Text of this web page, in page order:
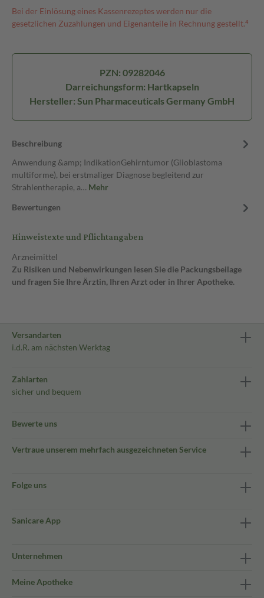
Bei der Einlösung eines Kassenrezeptes werden nur die
gesetzlichen Zuzahlungen und Eigenanteile in Rechnung gestellt.⁴
PZN: 09282046
Darreichungsform: Hartkapseln
Hersteller: Sun Pharmaceuticals Germany GmbH
Beschreibung
Anwendung &amp; IndikationGehirntumor (Glioblastoma
multiforme), bei erstmaliger Diagnose begleitend zur
Strahlentherapie, a… Mehr
Bewertungen
Hinweistexte und Pflichtangaben
Arzneimittel
Zu Risiken und Nebenwirkungen lesen Sie die Packungsbeilage
und fragen Sie Ihre Ärztin, Ihren Arzt oder in Ihrer Apotheke.
Versandarten
i.d.R. am nächsten Werktag
Zahlarten
sicher und bequem
Bewerte uns
Vertraue unserem mehrfach ausgezeichneten Service
Folge uns
Sanicare App
Unternehmen
Meine Apotheke